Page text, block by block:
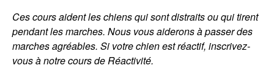
Ces cours aident les chiens qui sont distraits ou qui tirent
pendant les marches. Nous vous aiderons à passer des
marches agréables. Si votre chien est réactif, inscrivez-
vous à notre cours de Réactivité.